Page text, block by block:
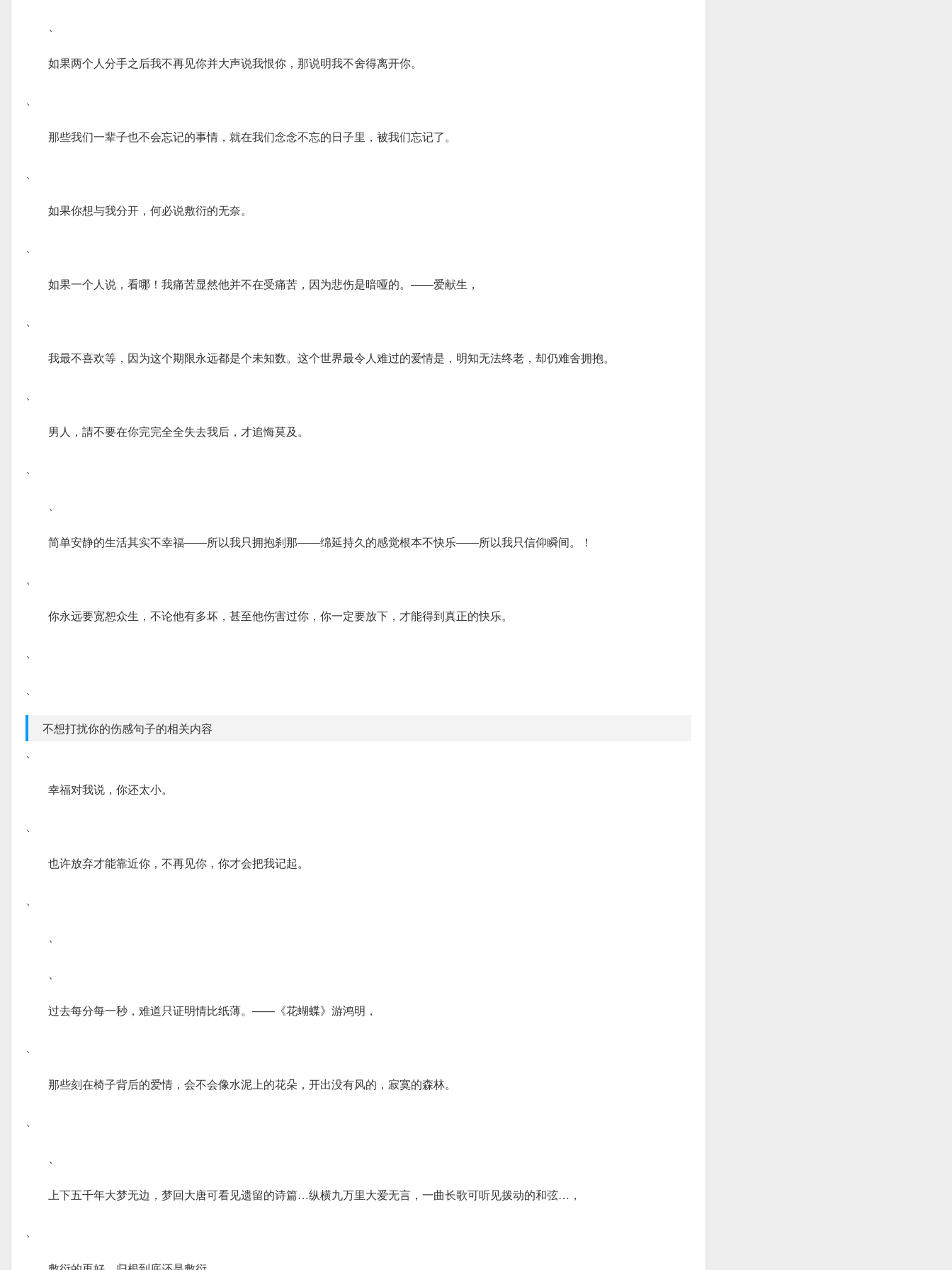
、
如果两个人分手之后我不再见你并大声说我恨你，那说明我不舍得离开你。
、
那些我们一辈子也不会忘记的事情，就在我们念念不忘的日子里，被我们忘记了。
、
如果你想与我分开，何必说敷衍的无奈。
、
如果一个人说，看哪！我痛苦显然他并不在受痛苦，因为悲伤是暗哑的。——爱献生，
、
我最不喜欢等，因为这个期限永远都是个未知数。这个世界最令人难过的爱情是，明知无法终老，却仍难舍拥抱。
、
男人，請不要在你完完全全失去我后，才追悔莫及。
、
、
简单安静的生活其实不幸福——所以我只拥抱刹那——绵延持久的感觉根本不快乐——所以我只信仰瞬间。！
、
你永远要宽恕众生，不论他有多坏，甚至他伤害过你，你一定要放下，才能得到真正的快乐。
、
、
不想打扰你的伤感句子的相关内容
、
幸福对我说，你还太小。
、
也许放弃才能靠近你，不再见你，你才会把我记起。
、
、
、
过去每分每一秒，难道只证明情比纸薄。——《花蝴蝶》游鸿明，
、
那些刻在椅子背后的爱情，会不会像水泥上的花朵，开出没有风的，寂寞的森林。
、
、
上下五千年大梦无边，梦回大唐可看见遗留的诗篇…纵横九万里大爱无言，一曲长歌可听见拨动的和弦…，
、